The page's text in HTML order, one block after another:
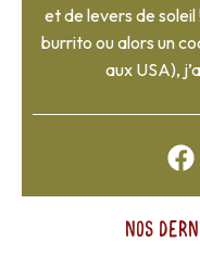
NOS
et de levers de soleil
burrito ou alors un
aux USA),
F
a
c
e